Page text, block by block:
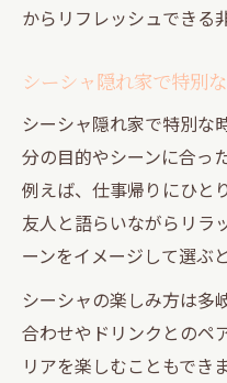
からリフレッシュできる
シーシャ隠れ家で特別
シーシャ隠れ家で特別な
分の目的やシーンに合っ
例えば、仕事帰りにひと
友人と語らいながらリラ
ーンをイメージして選ぶ
シーシャの楽しみ方は多
合わせやドリンクとのペ
リアを楽しむこともでき